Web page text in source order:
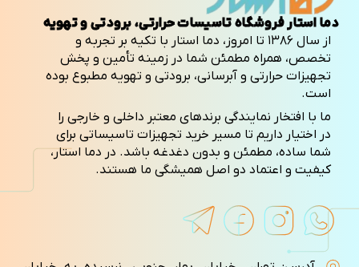
دما استار فروشگاه تاسیسات حرارتی، برودتی و تهویه
از سال ۱۳۸۶ تا امروز، دما استار با تکیه بر تجربه و
تخصص، همراه مطمئن شما در زمینه تأمین و پخش
تجهیزات حرارتی و آبرسانی، برودتی و تهویه مطبوع بوده
است.
ما با افتخار نمایندگی برندهای معتبر داخلی و خارجی را
در اختیار داریم تا مسیر خرید تجهیزات تاسیساتی برای
شما ساده، مطمئن و بدون دغدغه باشد. در دما استار،
کیفیت و اعتماد دو اصل همیشگی ما هستند.